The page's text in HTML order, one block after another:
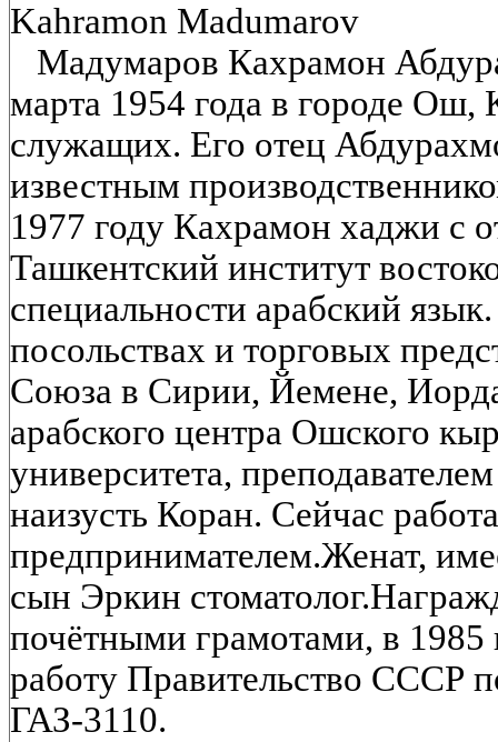
Kahramon Madumarov
Мадумаров Кахрамон
марта 1954 года в городе Ош,
служащих. Его отец
известным
1977 году Кахрамон хаджи с
Ташкентский институт
специальности арабский
посольствах и торговых
Союза в Сирии, Йемене,
арабского центра Ошского
университета,
наизусть Коран. Сейчас
предпринимателем.Женат,
сын Эркин
почётными грамотами, в 1985
работу Правительство СССР
ГАЗ-3110.